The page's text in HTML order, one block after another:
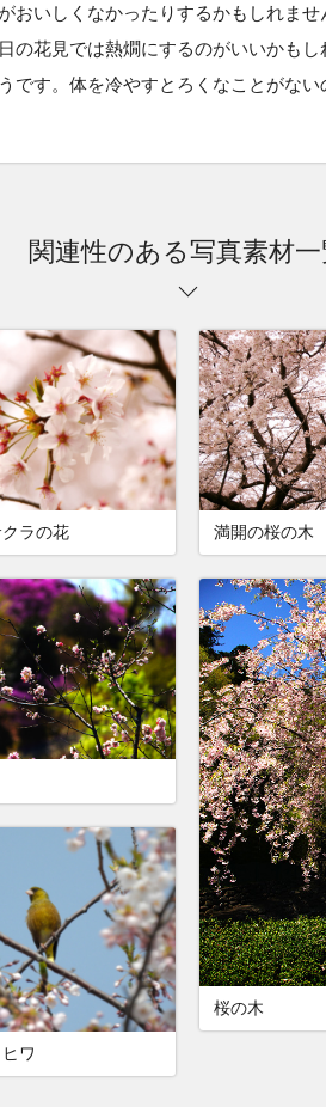
おいしくなかったりするかもしれま
の花見では熱燗にするのがいいかも
す。体を冷やすとろくなことがない
関連性のある写真素材一
ラの花 満開の桜の木
桜の木
ワ